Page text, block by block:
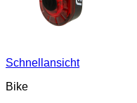
Schnellansicht
Bike